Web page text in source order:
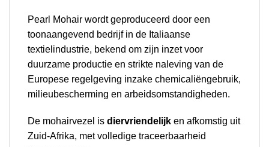
Pearl Mohair wordt geproduceerd door een
toonaangevend bedrijf in de Italiaanse
textielindustrie, bekend om zijn inzet voor
duurzame productie en strikte naleving van de
Europese regelgeving inzake chemicaliëngebruik,
milieubescherming en arbeidsomstandigheden.
De mohairvezel is diervriendelijk en afkomstig uit
Zuid-Afrika, met volledige traceerbaarheid